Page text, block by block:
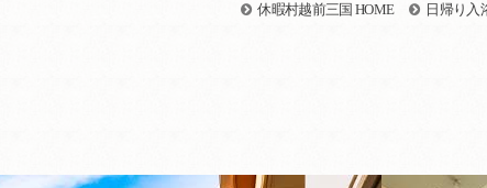
休暇村越前三国 HOME 日帰り入